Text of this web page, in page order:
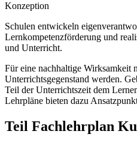
Konzeption
Schulen entwickeln
Lernkompetenzförderung und
und Unterricht.
Für eine nachhaltige Wirksamkeit
Unterrichtsgegenstand werden.
Teil der Unterrichtszeit dem
Lehrpläne bieten dazu
Teil Fachlehrplan